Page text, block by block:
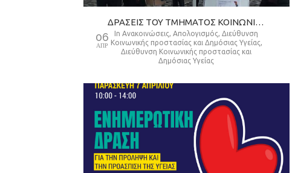
06
ΑΠΡ
ΔΡΑΣΕΙΣ ΤΟΥ ΤΜΗΜΑΤΟΣ ΚΟΙΝΩΝΙΚΗΣ ΠΡΟΣΤΑΣΙΑΣ ΚΑΙ ΔΗΜΟΣΙΑΣ ΥΓΕΙΑΣ ΤΟΥ ΔΗΜΟΥ ΘΕΣΣΑΛΟΝΙΚΗΣ
inΑνακοινώσεις,Απολογισμός,Διεύθυνση
Κοινωνικής προστασίας και Δημόσιας Υγείας,
Διεύθυνση Κοινωνικής προστασίας και
Δημόσιας Υγείας